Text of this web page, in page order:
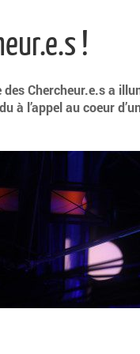
!
des Chercheur.e.s a
l’appel au coeur